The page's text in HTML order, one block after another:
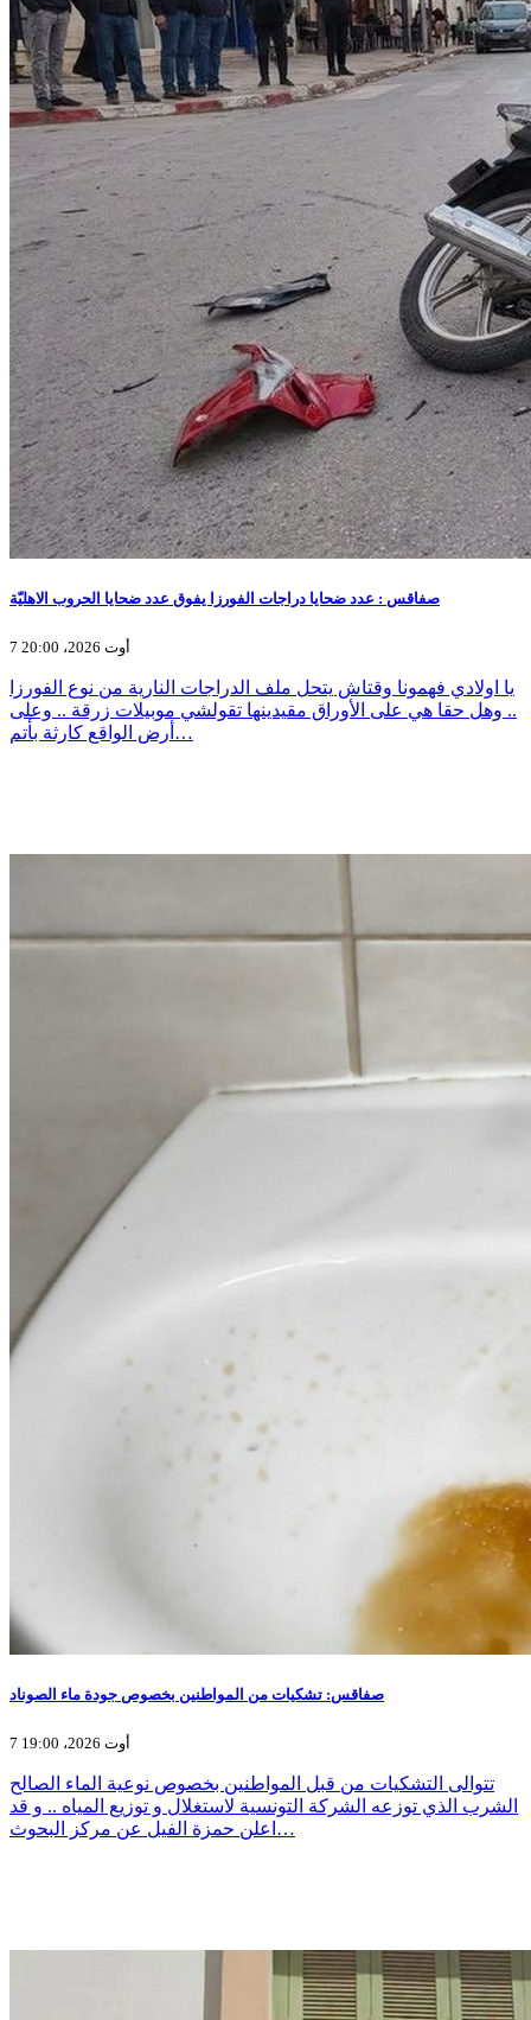
صفاقس : عدد ضحايا دراجات الفورزا يفوق عدد ضحايا الحروب الاهليّة
7 أوت 2026، 20:00
يا اولادي فهمونا وقتاش يتحل ملف الدراجات النارية من نوع الفورزا
.. وهل حقا هي على الأوراق مقيدينها تقولشي موبيلات زرقة .. وعلى
أرض الواقع كارثة بأتم…
صفاقس: تشكيات من المواطنين بخصوص جودة ماء الصوناد
7 أوت 2026، 19:00
تتوالى التشكيات من قبل المواطنين بخصوص نوعية الماء الصالح
الشرب الذي توزعه الشركة التونسية لاستغلال و توزيع المياه .. و قد
اعلن حمزة الفيل عن مركز البحوث…